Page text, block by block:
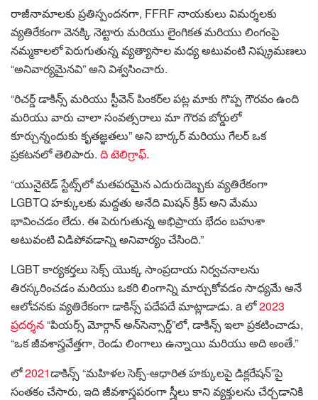
రాజీనామాలకు ప్రతిస్పందనగా, FFRF నాయకులు విమర్శలకు
వ్యతిరేకంగా వెనక్కి నెట్టారు మరియు లైంగికత మరియు లింగంపై
నమ్మకాలలో పెరుగుతున్న వ్యత్యాసాల మధ్య అటువంటి నిష్క్రమణలు
“అనివార్యమైనవి” అని విశ్వసించారు.
“రిచర్డ్ డాకిన్స్ మరియు స్టీవెన్ పింకర్‌ల పట్ల మాకు గొప్ప గౌరవం ఉంది
మరియు వారు చాలా సంవత్సరాలు మా గౌరవ బోర్డులో
కూర్చున్నందుకు కృతజ్ఞతలు” అని బార్కర్ మరియు గేలర్ ఒక
ప్రకటనలో తెలిపారు. ది టెలిగ్రాఫ్.
“యునైటెడ్ స్టేట్స్‌లో మతపరమైన ఎదురుదెబ్బకు వ్యతిరేకంగా
LGBTQ హక్కులకు మద్దతు అనేది మిషన్ క్రీప్ అని మేము
భావించడం లేదు. ఈ పెరుగుతున్న అభిప్రాయ భేదం బహుశా
అటువంటి విడిపోవడాన్ని అనివార్యం చేసింది.”
LGBT కార్యకర్తలు సెక్స్ యొక్క సాంప్రదాయ నిర్వచనాలను
తిరస్కరించడం మరియు ఒకరి లింగాన్ని మార్చుకోవడం సాధ్యమే అనే
ఆలోచనకు వ్యతిరేకంగా డాకిన్స్ పదేపదే మాట్లాడాడు. a లో2023
ప్రదర్శన“పియర్స్ మోర్గాన్ అన్‌సెన్సార్డ్”లో, డాకిన్స్ ఇలా ప్రకటించాడు,
“ఒక జీవశాస్త్రవేత్తగా, రెండు లింగాలు ఉన్నాయి మరియు అది అంతే.”
లో2021డాకిన్స్ “మహిళల సెక్స్-ఆధారిత హక్కులపై డిక్లరేషన్”పై
సంతకం చేసారు, ఇది జీవశాస్త్రపరంగా స్త్రీలు కాని వ్యక్తులను చేర్చడానికి